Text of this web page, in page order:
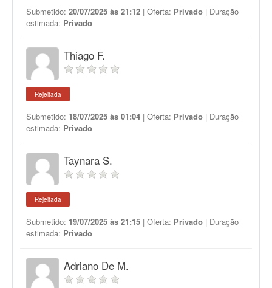
Submetido: 20/07/2025 às 21:12 | Oferta: Privado | Duração
estimada: Privado
Thiago F.
Rejeitada
Submetido: 18/07/2025 às 01:04 | Oferta: Privado | Duração
estimada: Privado
Taynara S.
Rejeitada
Submetido: 19/07/2025 às 21:15 | Oferta: Privado | Duração
estimada: Privado
Adriano De M.